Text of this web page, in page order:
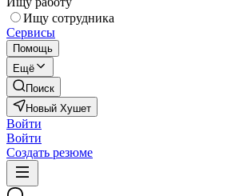
Ищу сотрудника
Сервисы
Помощь
Ещё
Поиск
Новый Хушет
Войти
Войти
Создать резюме